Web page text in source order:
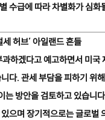
수급에 따라 차별화가 심화
허브’ 아일랜드 흔들
하겠다고 예고하면서 미국
다. 관세 부담을 피하기 위
방안을 검토하고 있습니
으며 장기적으로는 글로벌